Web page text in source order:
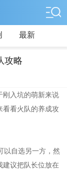
最新
攻略
刚入坑的萌新来说
看看火队的养成攻
以自选另一方，然
建议把队长位放在